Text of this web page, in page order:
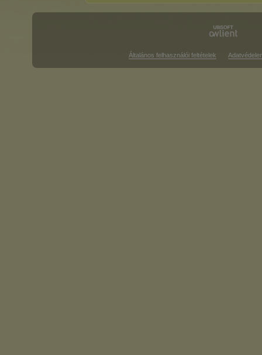
Általános felhasználói feltételek